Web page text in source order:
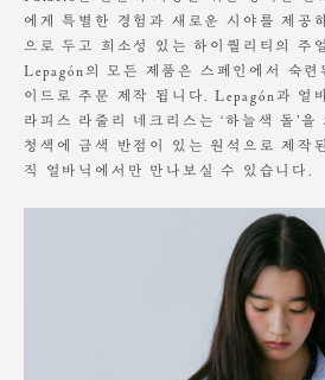
에게 특별한 경험과 새로운 시야를 제공
으로 두고 희소성 있는 하이퀄리티의 주
Lepagón의 모든 제품은 스페인에서 숙
이드로 주문 제작 됩니다. Lepagón과 얼
라피스 라줄리 네크리스는 ‘하늘색 돌’
청색에 금색 반점이 있는 원석으로 제작
직 얼바닉에서만 만나보실 수 있습니다.